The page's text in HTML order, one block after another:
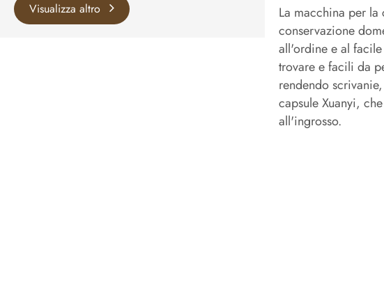
Visualizza altro
La macchina per
conservazione
all'ordine e al
trovare e facili da
rendendo
capsule Xuanyi,
all'ingrosso.